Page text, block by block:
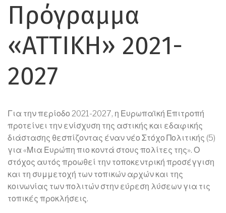
Πρόγραμμα
«ΑΤΤΙΚΗ» 2021-
2027
Για την περίοδο 2021-2027, η Ευρωπαϊκή Επιτροπή
προτείνει την ενίσχυση της αστικής και εδαφικής
διάστασης θεσπίζοντας έναν νέο Στόχο Πολιτικής (5)
για «Μια Ευρώπη πιο κοντά στους πολίτες της». Ο
στόχος αυτός προωθεί την τοποκεντρική προσέγγιση
και τη συμμετοχή των τοπικών αρχών και της
κοινωνίας των πολιτών στην εύρεση λύσεων για τις
τοπικές προκλήσεις.